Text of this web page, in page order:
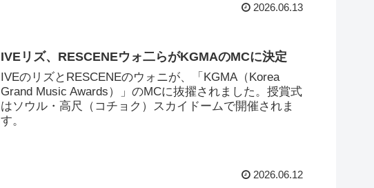
2026.06.13
IVEリズ、RESCENEウォ二らがKGMAのMCに決定
IVEのリズとRESCENEのウォニが、「KGMA（Korea
Grand Music Awards）」のMCに抜擢されました。授賞式
はソウル・高尺（コチョク）スカイドームで開催されま
す。
2026.06.12